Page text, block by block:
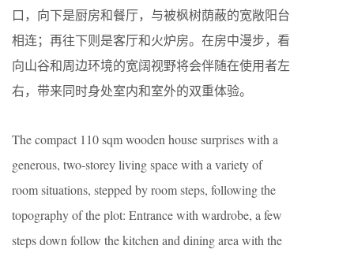
口，向下是厨房和餐厅，与被枫树荫蔽的宽敞阳台
相连；再往下则是客厅和火炉房。在房中漫步，看
向山谷和周边环境的宽阔视野将会伴随在使用者左
右，带来同时身处室内和室外的双重体验。
The compact 110 sqm wooden house surprises with a
generous, two-storey living space with a variety of
room situations, stepped by room steps, following the
topography of the plot: Entrance with wardrobe, a few
steps down follow the kitchen and dining area with the